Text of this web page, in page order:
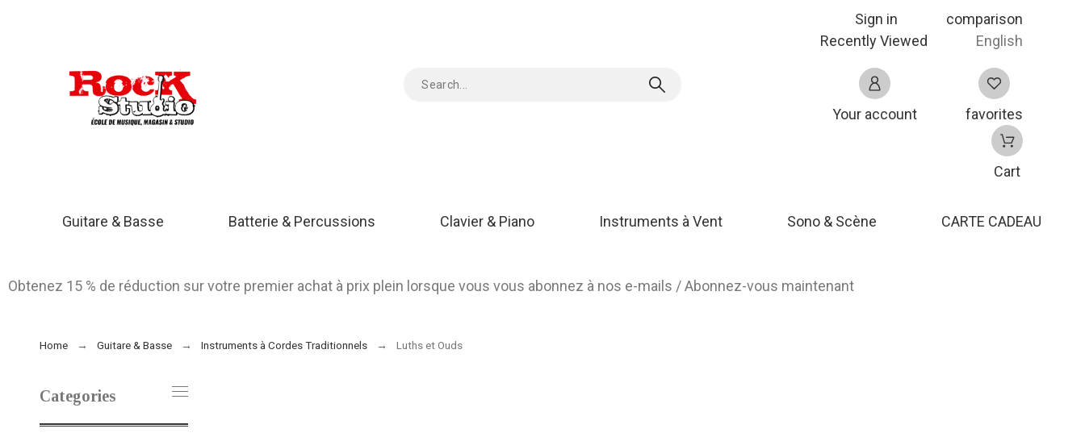
Sign in
Recently Viewed
comparison
English
Your account favorites
Cart
Guitare & Basse Batterie & Percussions Clavier & Piano Instruments à Vent Sono & Scène CARTE CADEAU
Obtenez 15 % de réduction sur votre premier achat à prix plein lorsque vous vous abonnez à nos e-mails / Abonnez-vous maintenant
Home Guitare & Basse Instruments à Cordes Traditionnels Luths et Ouds
Categories